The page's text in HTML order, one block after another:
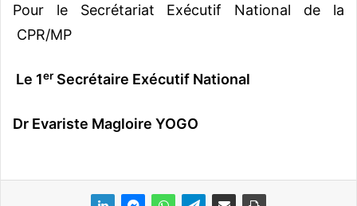
Pour le Secrétariat Exécutif National de la
CPR/MP
Le 1er Secrétaire Exécutif National
Dr Evariste Magloire YOGO